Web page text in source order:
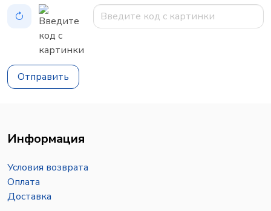
Отправить
Информация
Условия возврата
Оплата
Доставка